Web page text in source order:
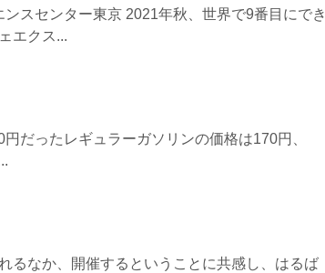
スセンター東京 2021年秋、世界で9番目にでき
エクス...
だったレギュラーガソリンの価格は170円、
るなか、開催するということに共感し、はるば